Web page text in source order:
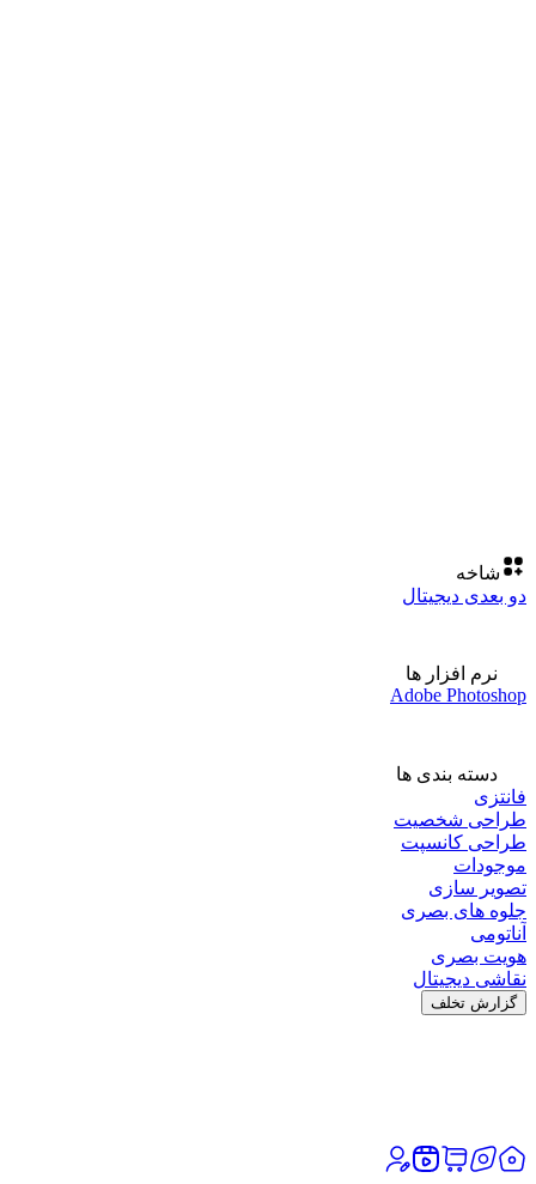
شاخه
دو بعدی دیجیتال
نرم افزار ها
Adobe Photoshop
دسته بندی ها
فانتزی
طراحی شخصیت
طراحی کانسپت
موجودات
تصویر سازی
جلوه های بصری
آناتومی
هویت بصری
نقاشی دیجیتال
گزارش تخلف